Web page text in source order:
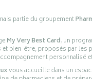
partie du groupement
My Very Best Card, un
bien-être, proposés par
personnalisé
vous accueille dans un